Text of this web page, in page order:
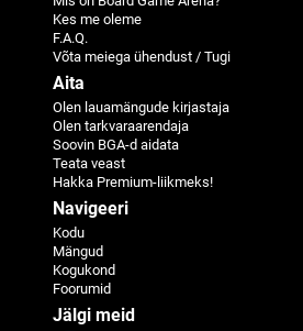
Kes me oleme
F.A.Q.
Võta meiega ühendust / Tugi
Aita
Olen lauamängude kirjastaja
Olen tarkvaraarendaja
Soovin BGA-d aidata
Teata veast
Hakka Premium-liikmeks!
Navigeeri
Kodu
Mängud
Kogukond
Foorumid
Jälgi meid